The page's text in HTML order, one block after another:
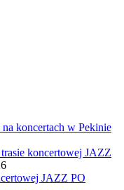
koncertach w Pekinie
koncertowej JAZZ
JAZZ PO